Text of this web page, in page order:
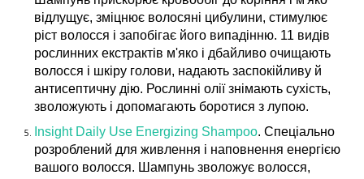
відлущує, зміцнює волосяні цибулини, стимулює
ріст волосся і запобігає його випадінню. 11 видів
рослинних екстрактів м'яко і дбайливо очищають
волосся і шкіру голови, надають заспокійливу й
антисептичну дію. Рослинні олії знімають сухість,
зволожують і допомагають боротися з лупою.
Insight Daily Use Energizing Shampoo. Спеціально
розроблений для живлення і наповнення енергією
вашого волосся. Шампунь зволожує волосся,